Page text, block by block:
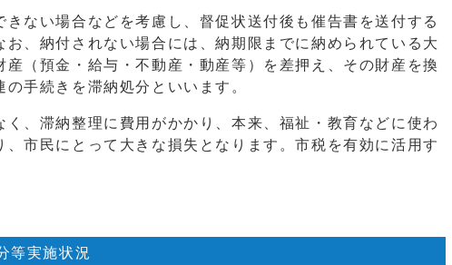
ない場合などを考慮し、督促状送付後も催告書を送付する
、納付されない場合には、納期限までに納められている大
（預金・給与・不動産・動産等）を差押え、その財産を換
手続きを滞納処分といいます。
、滞納整理に費用がかかり、本来、福祉・教育などに使わ
市民にとって大きな損失となります。市税を有効に活用す
等実施状況